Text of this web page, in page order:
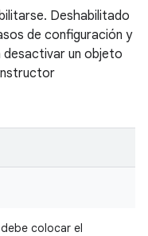
Deshabilitado
de configuración y
desactivar un objeto
colocar el